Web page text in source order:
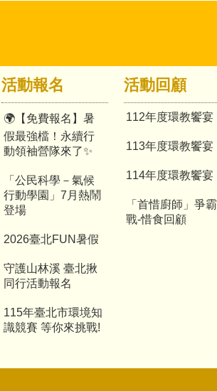
活動報名
🌍【免費報名】暑
假最強檔！永續行
動領袖營隊來了✨
「公民科學－氣候
行動學園」7月熱鬧
登場
2026臺北FUN暑假
守護山林溪 臺北揪
同行活動報名
115年臺北市環境知
識競賽 等你來挑戰!
活動回顧
112年度環教饗宴
113年度環教饗宴
114年度環教饗宴
「首惜廚師」爭霸
戰-惜食回顧